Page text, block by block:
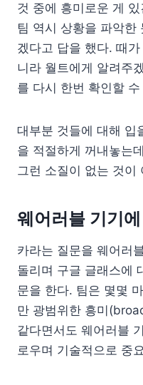
것 중에 흥미로운 게
팀 역시 상황을 파악한
겠다고 답을 했다. 때
니라 월트에게 알려주
를 다시 한번 확인할
대부분 것들에 대해 입
을 적절하게 꺼내놓는
그런 소질이 없는 것이
웨어러블 기기
카라는 질문을 웨어러
돌리며 구글 글래스에
문을 한다. 팀은 몇몇
만 광범위한 흥미
같다면서도 웨어러블
로우며 기술적으로 중